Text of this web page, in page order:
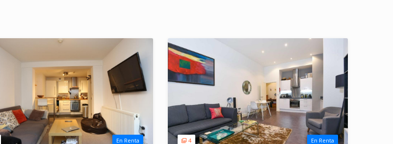
En Renta 4 En Renta